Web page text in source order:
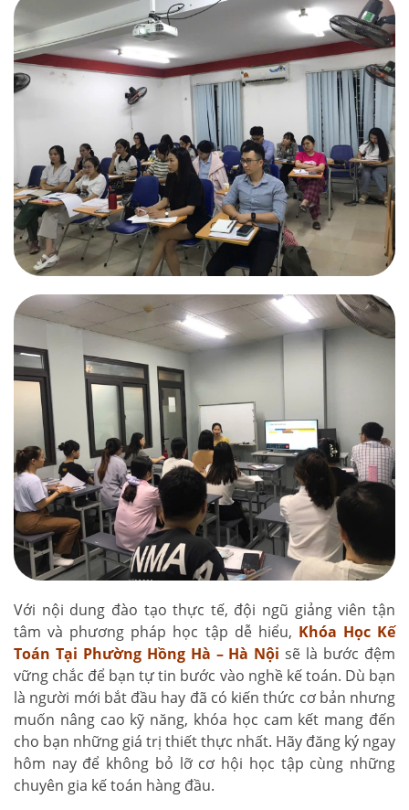
Với nội dung đào tạo thực tế, đội ngũ giảng viên tận
tâm và phương pháp học tập dễ hiểu, Khóa Học Kế
Toán Tại Phường Hồng Hà – Hà Nội sẽ là bước đệm
vững chắc để bạn tự tin bước vào nghề kế toán. Dù bạn
là người mới bắt đầu hay đã có kiến thức cơ bản nhưng
muốn nâng cao kỹ năng, khóa học cam kết mang đến
cho bạn những giá trị thiết thực nhất. Hãy đăng ký ngay
hôm nay để không bỏ lỡ cơ hội học tập cùng những
chuyên gia kế toán hàng đầu.